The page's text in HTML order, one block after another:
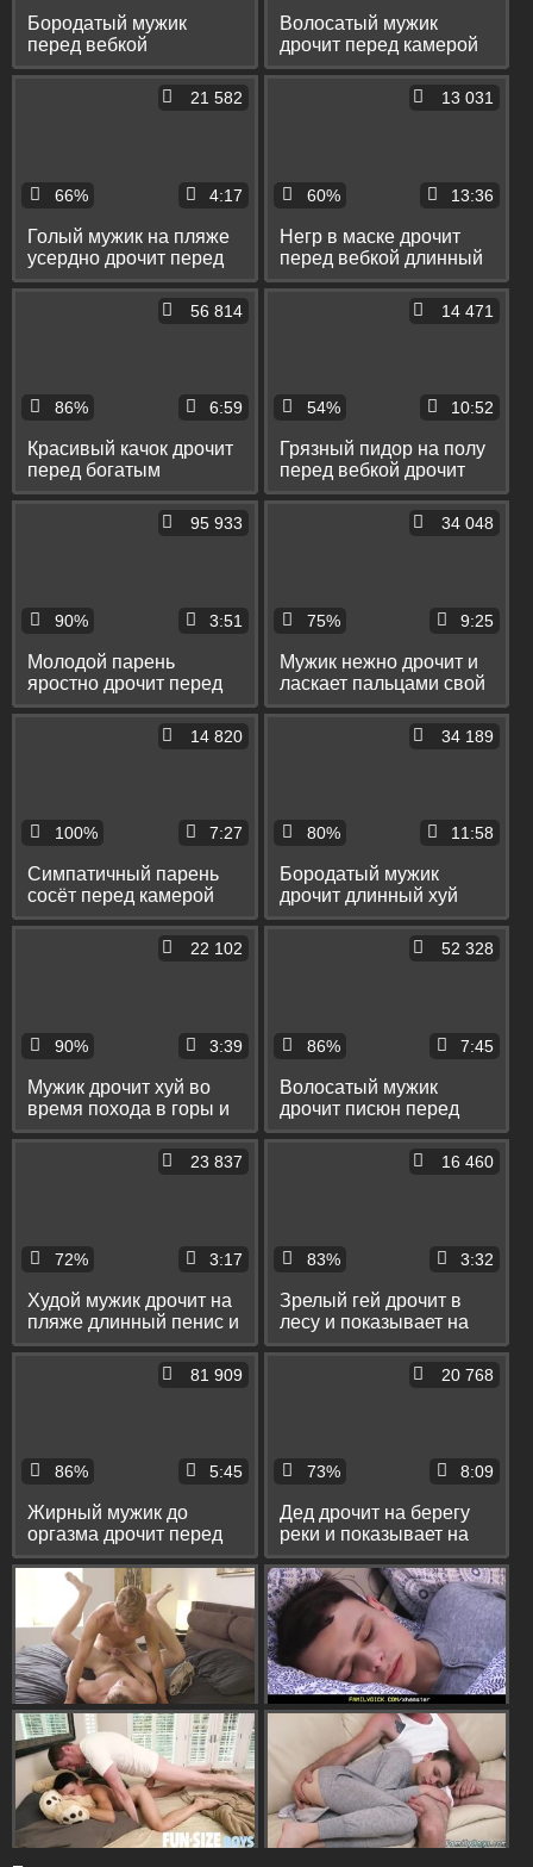
Бородатый мужик
перед вебкой
старательно дрочит
свой длинный хер
Волосатый мужик
дрочит перед камерой
свой маленький хер до
66%
21 582
4:17
Голый мужик на пляже
усердно дрочит перед
камерой свой писюн
60%
13 031
13:36
Негр в маске дрочит
перед вебкой длинный
хуй и показывает тугой
86%
56 814
6:59
Красивый качок дрочит
перед богатым
мужиком свой кривой
54%
14 471
10:52
Грязный пидор на полу
перед вебкой дрочит
свой кривой писюн до
90%
95 933
3:51
Молодой парень
яростно дрочит перед
камерой свой огромный
75%
34 048
9:25
Мужик нежно дрочит и
ласкает пальцами свой
кривой хуй
100%
14 820
7:27
Симпатичный парень
сосёт перед камерой
кривой писюн друга
80%
34 189
11:58
Бородатый мужик
дрочит длинный хуй
перед вебкой и кончает
90%
22 102
3:39
Мужик дрочит хуй во
время похода в горы и
кончает перед камерой
86%
52 328
7:45
Волосатый мужик
дрочит писюн перед
камерой и кончает себе
72%
23 837
3:17
Худой мужик дрочит на
пляже длинный пенис и
кончает перед камерой
83%
16 460
3:32
Зрелый гей дрочит в
лесу и показывает на
камеру свой пукан
86%
81 909
5:45
Жирный мужик до
оргазма дрочит перед
вебкой свой маленький
73%
20 768
8:09
Дед дрочит на берегу
реки и показывает на
камеру свой волосатый
пукан